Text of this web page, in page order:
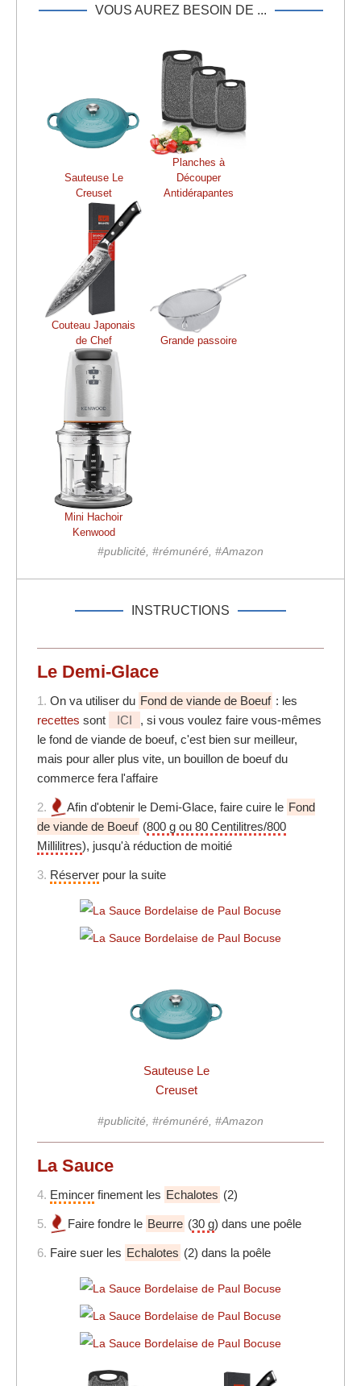
VOUS AUREZ BESOIN DE ...
Sauteuse Le
Creuset
Planches à
Découper
Antidérapantes
Couteau Japonais
de Chef
Grande passoire
Mini Hachoir
Kenwood
#publicité, #rémunéré, #Amazon
INSTRUCTIONS
Le Demi-Glace
1. On va utiliser du Fond de viande de Boeuf : les
recettes sont ICI
, si vous voulez faire vous-mêmes
le fond de viande de boeuf, c'est bien sur meilleur,
mais pour aller plus vite, un bouillon de boeuf du
commerce fera l'affaire
2. Afin d'obtenir le Demi-Glace, faire cuire le Fond
de viande de Boeuf (800 g ou 80 Centilitres/800
Millilitres), jusqu'à réduction de moitié
3. Réserver pour la suite
Sauteuse Le
Creuset
#publicité, #rémunéré, #Amazon
La Sauce
4. Emincer finement les Echalotes (2)
5. Faire fondre le Beurre (30 g) dans une poêle
6. Faire suer les Echalotes (2) dans la poêle